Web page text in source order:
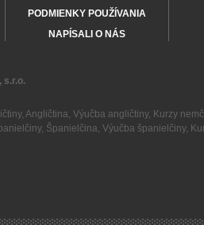
PODMIENKY POUŽÍVANIA
NAPÍSALI O NÁS
s.r.o.
, Angličtina, Výučba angličtiny, Kurzy
, Španielčina, Výučba španielčiny,